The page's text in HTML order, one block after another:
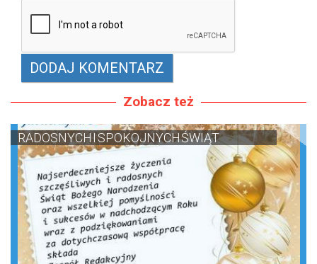
Zobacz też
RADOSNYCH I SPOKOJNYCH ŚWIĄT